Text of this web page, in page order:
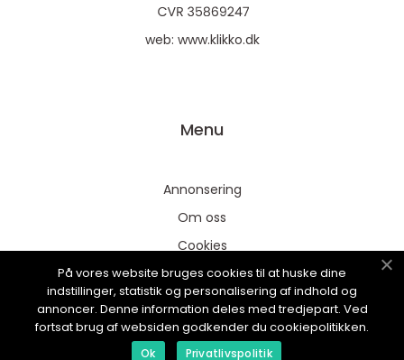
web: www.klikko.dk
Menu
Annonsering
Om oss
Cookies
Kontakta oss
Sitemap
På vores website bruges cookies til at huske dine
indstillinger, statistik og personalisering af indhold og
annoncer. Denne information deles med tredjepart. Ved
fortsat brug af websiden godkender du cookiepolitikken.
Ok Privatlivspolitik